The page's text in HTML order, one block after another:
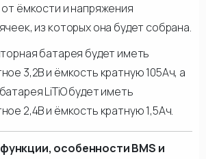
ёмкости и напряжения
из которых она будет собрана.
батарея будет иметь
3,2В и ёмкость кратную 105Ач, а
LiTiO будет иметь
2,4В и ёмкость кратную 1,5Ач.
особенности BMS и